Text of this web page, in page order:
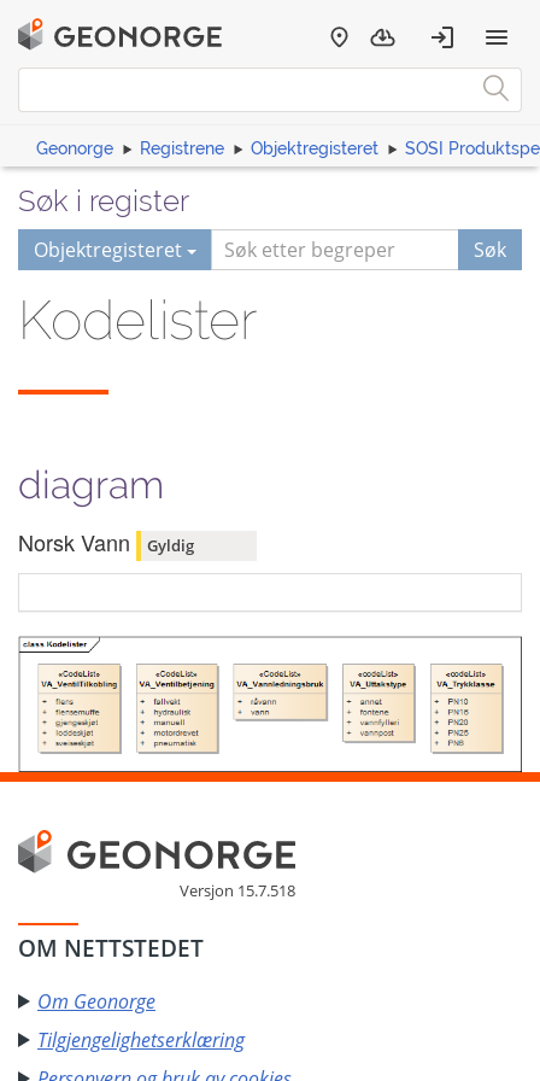
Geonorge Registrene Objektregisteret SOSI
Søk i register
Objektregisteret Søk
Kodelister
diagram
Norsk Vann Gyldig